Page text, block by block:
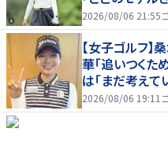
2026/08/06 21:55
【女子ゴルフ
華「追いつく
は「まだ考えて
2026/08/06 19:11